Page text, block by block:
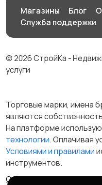
Магазины Блог
Служба поддержки
© 2026 СтройКа -
услуги
Торговые марки, имена
являются
На платформе
технологии. Оплачивая
Условиями и правилами
инструментов.
Отказ от